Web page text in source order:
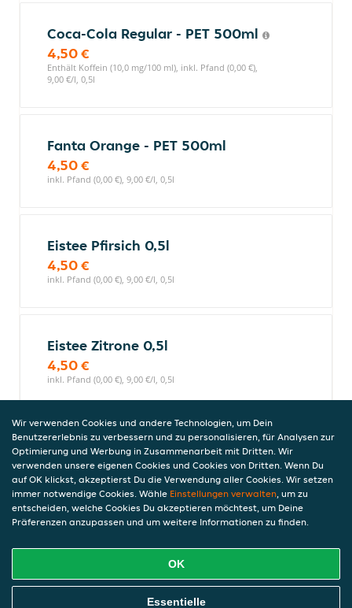
Coca-Cola Regular - PET 500ml
4,50 €
Enthält Koffein (10,0 mg/100 ml), inkl. Pfand (0,00 €),
9,00 €/l, 0,5l
Fanta Orange - PET 500ml
4,50 €
inkl. Pfand (0,00 €), 9,00 €/l, 0,5l
Eistee Pfirsich 0,5l
4,50 €
inkl. Pfand (0,00 €), 9,00 €/l, 0,5l
Eistee Zitrone 0,5l
4,50 €
inkl. Pfand (0,00 €), 9,00 €/l, 0,5l
Alkoholische Getränke
Birra Moretti 0,33l
5,50 €
Online Essen Bestellen
Wir verwenden Cookies und andere Technologien, um Dein
Benutzererlebnis zu verbessern und zu personalisieren, für Analysen zur
Optimierung und Werbung in Zusammenarbeit mit Dritten. Wir
verwenden unsere eigenen Cookies und Cookies von Dritten. Wenn Du
auf OK klickst, akzeptierst Du die Verwendung aller Cookies. Wir setzen
immer notwendige Cookies. Wähle Einstellungen verwalten, um zu
entscheiden, welche Cookies Du akzeptieren möchtest, um Deine
Präferenzen anzupassen und um weitere Informationen zu finden.
OK
Essentielle